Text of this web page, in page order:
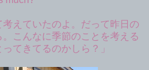
えていたのよ。だって昨日の
こんなに季節のことを考える
てきてるのかしら？」